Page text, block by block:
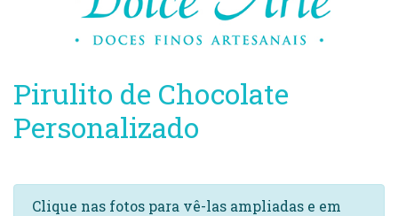
Pirulito de Chocolate
Personalizado
Clique nas fotos para vê-las ampliadas e em